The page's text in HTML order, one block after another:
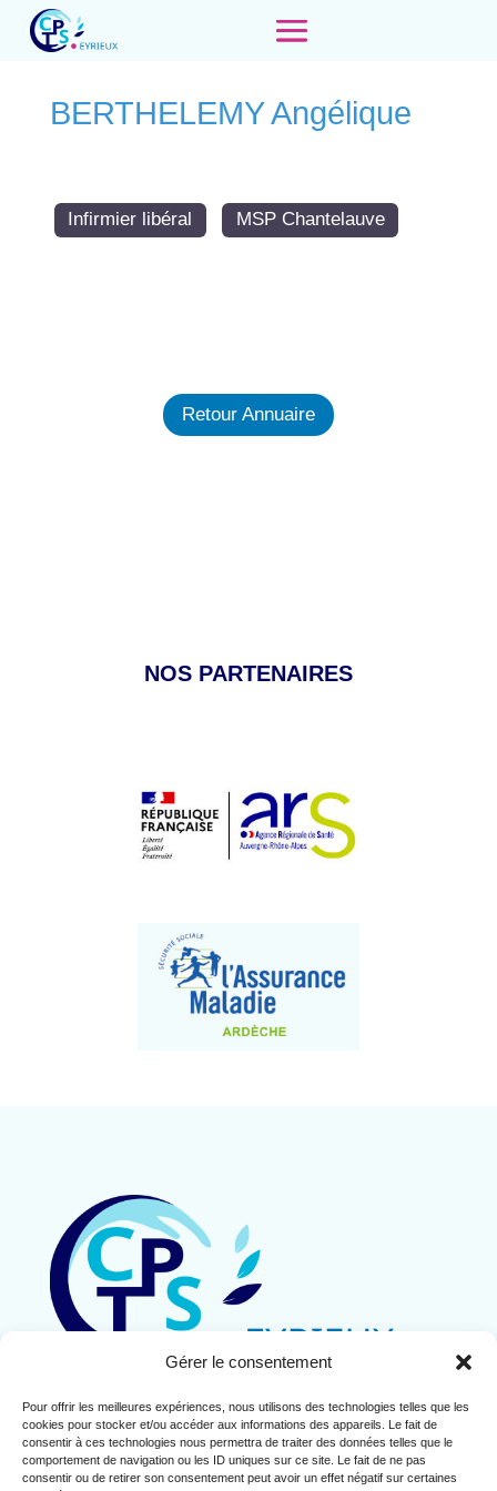
Gérer le consentement
Pour offrir les meilleures expériences, nous utilisons des technologies telles que les
cookies pour stocker et/ou accéder aux informations des appareils. Le fait de
consentir à ces technologies nous permettra de traiter des données telles que le
comportement de navigation ou les ID uniques sur ce site. Le fait de ne pas
consentir ou de retirer son consentement peut avoir un effet négatif sur certaines
BERTHELEMY Angélique
Infirmier libéral MSP Chantelauve
Retour Annuaire
NOS PARTENAIRES
Contact
Mentions légales
Politique de cookies (UE)